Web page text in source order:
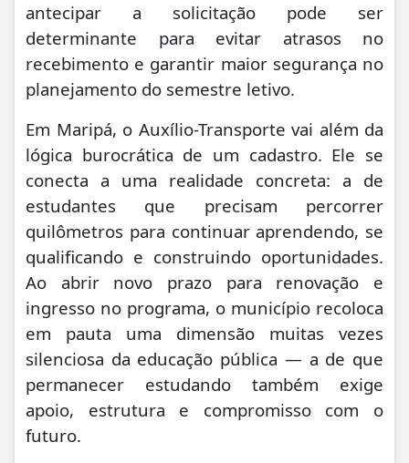
antecipar a solicitação pode ser
determinante para evitar atrasos no
recebimento e garantir maior segurança no
planejamento do semestre letivo.
Em Maripá, o Auxílio-Transporte vai além da
lógica burocrática de um cadastro. Ele se
conecta a uma realidade concreta: a de
estudantes que precisam percorrer
quilômetros para continuar aprendendo, se
qualificando e construindo oportunidades.
Ao abrir novo prazo para renovação e
ingresso no programa, o município recoloca
em pauta uma dimensão muitas vezes
silenciosa da educação pública — a de que
permanecer estudando também exige
apoio, estrutura e compromisso com o
futuro.